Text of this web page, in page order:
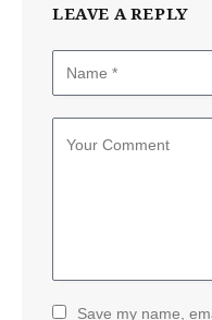
LEAVE A REPLY
Save my name,